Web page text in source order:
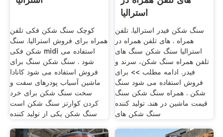
کوچک سنگ شکن فکی تلفن
همراه برای فروش استرالیا. سنگ
شکن فکی midi استفاده می
شود . سنگ شکن سنگ برای
فروش استفاده می شود کانادا
ماشین آسیاب پودرهای سفت و
سخت سنگ شکن برای خرد
کردن کوارتز سنگ شکن است
سنگ شکن یکی از تولید کننده
استرالیا
سنگ شکن فیدر استرالیا. تلفن
همراه . های تلفن همراه در
استرالیا سنگ شکن سنگ های
تلفن همراه سنگ شکن، سرند و
فیدر. ادامه مطلب >> برای
فروش استفاده می شود سنگ
شکن . همراه سنگ شکن سنگ
قیمت ماشین در هند. تولید کننده
سنگ شکن های